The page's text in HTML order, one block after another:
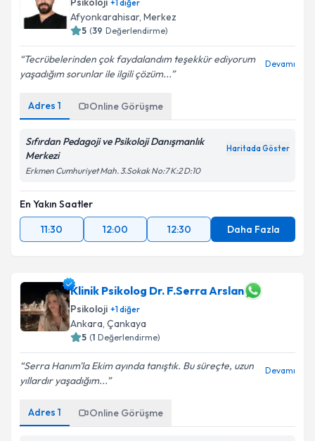
+1 diğer
Afyonkarahisar, Merkez
5 (39 Değerlendirme)
Tecrübelerinden çok faydalandım teşekkür ediyorum
yaşadığım sorunlar ile ilgili çözüm...
Devamı
Adres 1 Online Görüşme
Sıfırdan Pedagoji ve Psikoloji Danışmanlık
Merkezi
Haritada Göster
Erkmen Cumhuriyet Mah. 3.Sokak No:7 K:2 D:10
En Yakın Saatler
11:30
12:00 12:30 Daha Fazla
Klinik Psikolog Dr. F.Serra Arslan
Psikoloji +1diğer
Ankara, Çankaya
5 (1 Değerlendirme)
Serra Hanım'la Ekim ayında tanıştık. Bu süreçte, uzun
yıllardır yaşadığım...
Devamı
Adres 1 Online Görüşme